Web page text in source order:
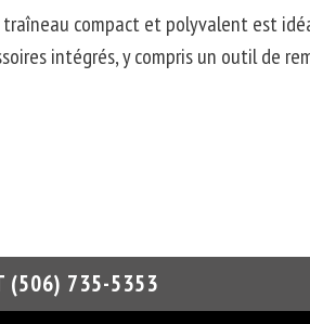
compact et polyvalent est
intégrés, y compris un outil de
(506) 735-5353